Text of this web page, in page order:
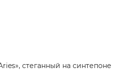
стеганный на синтепоне